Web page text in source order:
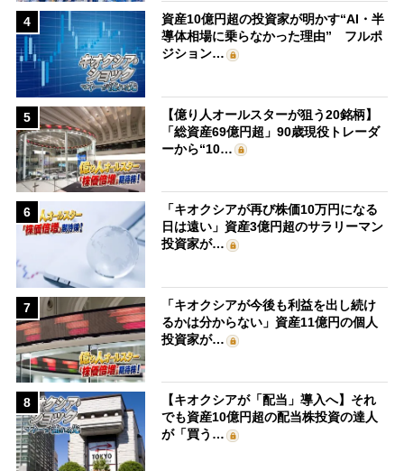
4
資産10億円超の投資家が明かす“AI・半
導体相場に乗らなかった理由” フルポ
ジション…
5
【億り人オールスターが狙う20銘柄】
「総資産69億円超」90歳現役トレーダ
ーから“10…
6
「キオクシアが再び株価10万円になる
日は遠い」資産3億円超のサラリーマン
投資家が…
7
「キオクシアが今後も利益を出し続け
るかは分からない」資産11億円の個人
投資家が…
8
【キオクシアが「配当」導入へ】それ
でも資産10億円超の配当株投資の達人
が「買う…